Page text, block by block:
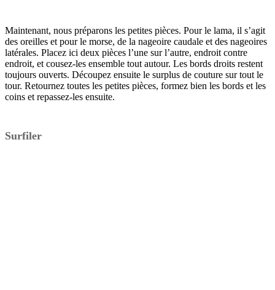
Maintenant, nous préparons les petites pièces. Pour le lama, il s’agit
des oreilles et pour le morse, de la nageoire caudale et des nageoires
latérales. Placez ici deux pièces l’une sur l’autre, endroit contre
endroit, et cousez-les ensemble tout autour. Les bords droits restent
toujours ouverts. Découpez ensuite le surplus de couture sur tout le
tour. Retournez toutes les petites pièces, formez bien les bords et les
coins et repassez-les ensuite.
Surfiler